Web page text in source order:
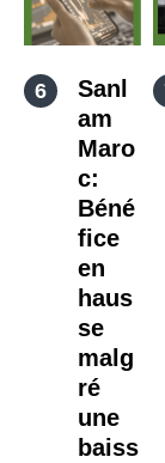
Sanl
am
Maro
c:
Béné
fice
en
haus
se
malg
ré
une
baiss